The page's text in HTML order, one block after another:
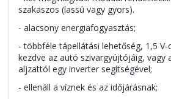
szakaszos (lassú vagy gyors).
- alacsony energiafogyasztás;
- többféle tápellátási lehetőség, 1,5 V-
kezdve az autó szivargyújtójáig, vagy
aljzattól egy inverter segítségével;
- ellenáll a víznek és az időjárásnak;